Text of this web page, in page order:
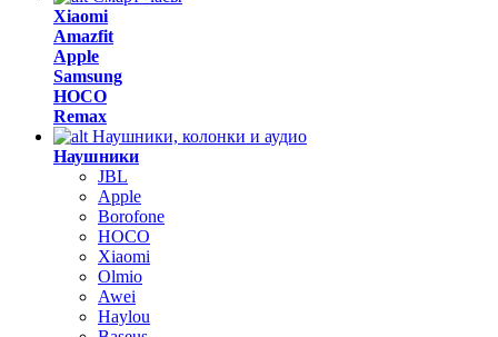
Xiaomi
Amazfit
Apple
Samsung
HOCO
Remax
Наушники, колонки и аудио
Наушники
JBL
Apple
Borofone
HOCO
Xiaomi
Olmio
Awei
Haylou